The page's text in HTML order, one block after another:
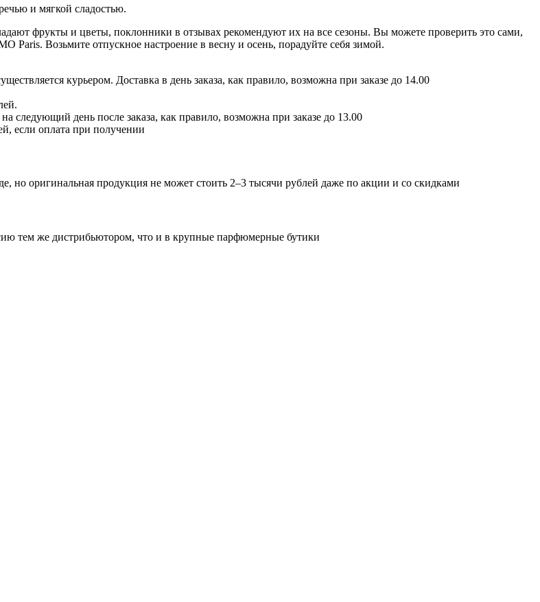
и мягкой сладостью.
фрукты и цветы, поклонники в отзывах рекомендуют их на все сезоны. Вы можете проверить это сами,
Возьмите отпускное настроение в весну и осень, порадуйте себя зимой.
курьером. Доставка в день заказа, как правило, возможна при заказе до 14.00
следующий день после заказа, как правило, возможна при заказе до 13.00
если оплата при получении
но оригинальная продукция не может стоить 2–3 тысячи рублей даже по акции и со скидками
тем же дистрибьютором, что и в крупные парфюмерные бутики